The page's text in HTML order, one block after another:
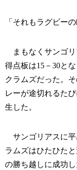
「それもラグビー
まもなくサンゴリ
得点板は15－30と
クラムズだった。
レーが途切れるた
生した。
サンゴリアスに平
ラムズはひたひた
の勝ち越しに成功し